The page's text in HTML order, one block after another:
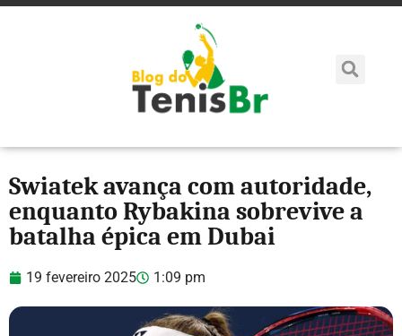
Swiatek avança com autoridade,
enquanto Rybakina sobrevive a
batalha épica em Dubai
19 fevereiro 2025 1:09 pm